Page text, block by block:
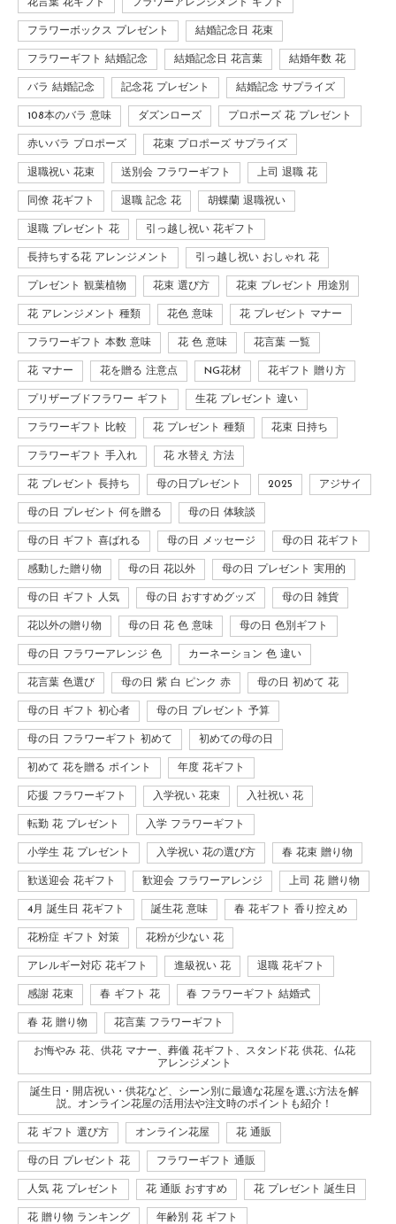
花言葉 花ギフト フラワーアレンジメント ギフト
フラワーボックス プレゼント 結婚記念日 花束
フラワーギフト 結婚記念 結婚記念日 花言葉 結婚年数 花
バラ 結婚記念 記念花 プレゼント 結婚記念 サプライズ
108本のバラ 意味 ダズンローズ プロポーズ 花 プレゼント
赤いバラ プロポーズ 花束 プロポーズ サプライズ
退職祝い 花束 送別会 フラワーギフト 上司 退職 花
同僚 花ギフト 退職 記念 花 胡蝶蘭 退職祝い
退職 プレゼント 花 引っ越し祝い 花ギフト
長持ちする花 アレンジメント 引っ越し祝い おしゃれ 花
プレゼント 観葉植物 花束 選び方 花束 プレゼント 用途別
花 アレンジメント 種類 花色 意味 花 プレゼント マナー
フラワーギフト 本数 意味 花 色 意味 花言葉 一覧
花 マナー 花を贈る 注意点 NG花材 花ギフト 贈り方
プリザーブドフラワー ギフト 生花 プレゼント 違い
フラワーギフト 比較 花 プレゼント 種類 花束 日持ち
フラワーギフト 手入れ 花 水替え 方法
花 プレゼント 長持ち 母の日プレゼント 2025 アジサイ
母の日 プレゼント 何を贈る 母の日 体験談
母の日 ギフト 喜ばれる 母の日 メッセージ 母の日 花ギフト
感動した贈り物 母の日 花以外 母の日 プレゼント 実用的
母の日 ギフト 人気 母の日 おすすめグッズ 母の日 雑貨
花以外の贈り物 母の日 花 色 意味 母の日 色別ギフト
母の日 フラワーアレンジ 色 カーネーション 色 違い
花言葉 色選び 母の日 紫 白 ピンク 赤 母の日 初めて 花
母の日 ギフト 初心者 母の日 プレゼント 予算
母の日 フラワーギフト 初めて 初めての母の日
初めて 花を贈る ポイント 年度 花ギフト
応援 フラワーギフト 入学祝い 花束 入社祝い 花
転勤 花 プレゼント 入学 フラワーギフト
小学生 花 プレゼント 入学祝い 花の選び方 春 花束 贈り物
歓送迎会 花ギフト 歓迎会 フラワーアレンジ 上司 花 贈り物
4月 誕生日 花ギフト 誕生花 意味 春 花ギフト 香り控えめ
花粉症 ギフト 対策 花粉が少ない 花
アレルギー対応 花ギフト 進級祝い 花 退職 花ギフト
感謝 花束 春 ギフト 花 春 フラワーギフト 結婚式
春 花 贈り物 花言葉 フラワーギフト
お悔やみ 花、供花 マナー、葬儀 花ギフト、スタンド花 供花、仏花
アレンジメント
誕生日・開店祝い・供花など、シーン別に最適な花屋を選ぶ方法を解
説。オンライン花屋の活用法や注文時のポイントも紹介！
花 ギフト 選び方 オンライン花屋 花 通販
母の日 プレゼント 花 フラワーギフト 通販
人気 花 プレゼント 花 通販 おすすめ 花 プレゼント 誕生日
花 贈り物 ランキング 年齢別 花 ギフト